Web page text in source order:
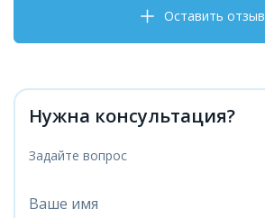
Оставить отзыв
Нужна консультация?
Задайте вопрос
Ваше имя